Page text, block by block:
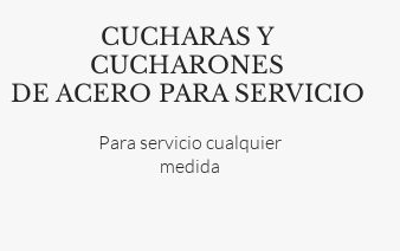
CUCHARAS Y
CUCHARONES
DE ACERO PARA SERVICIO
Para servicio cualquier
medida